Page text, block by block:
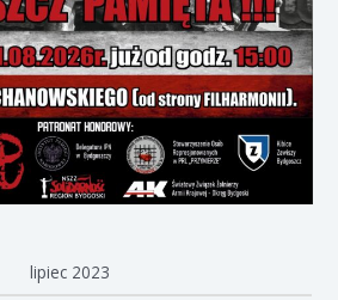
lipiec 2023